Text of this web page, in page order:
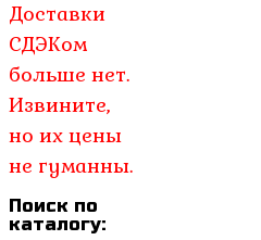
Доставки
СДЭКом
больше нет.
Извините,
но их цены
не гуманны.
Поиск по
каталогу: